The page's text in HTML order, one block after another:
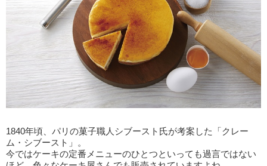
1840年頃、パリの菓子職人シブースト氏が考案した「クレー
ム・シブースト」。
今ではケーキの定番メニューのひとつといっても過言ではない